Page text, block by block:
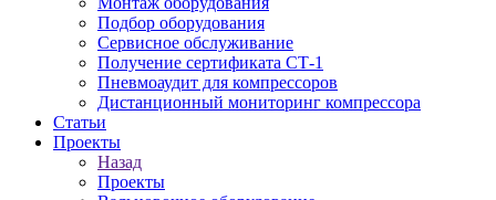
Подбор оборудования
Сервисное обслуживание
Получение сертификата СТ-1
Пневмоаудит для компрессоров
Дистанционный мониторинг компрессора
Статьи
Проекты
Назад
Проекты